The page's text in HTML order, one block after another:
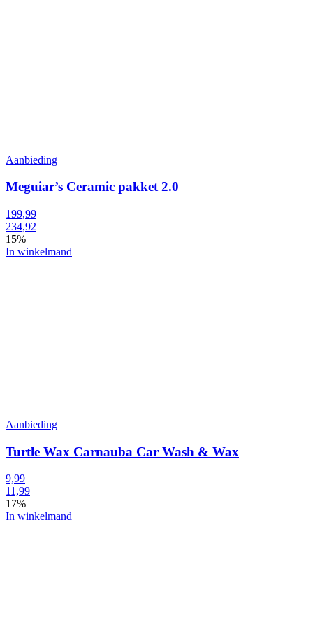
Aanbieding
Meguiar’s Ceramic pakket 2.0
199,99
234,92
15%
In winkelmand
Aanbieding
Turtle Wax Carnauba Car Wash & Wax
9,99
11,99
17%
In winkelmand